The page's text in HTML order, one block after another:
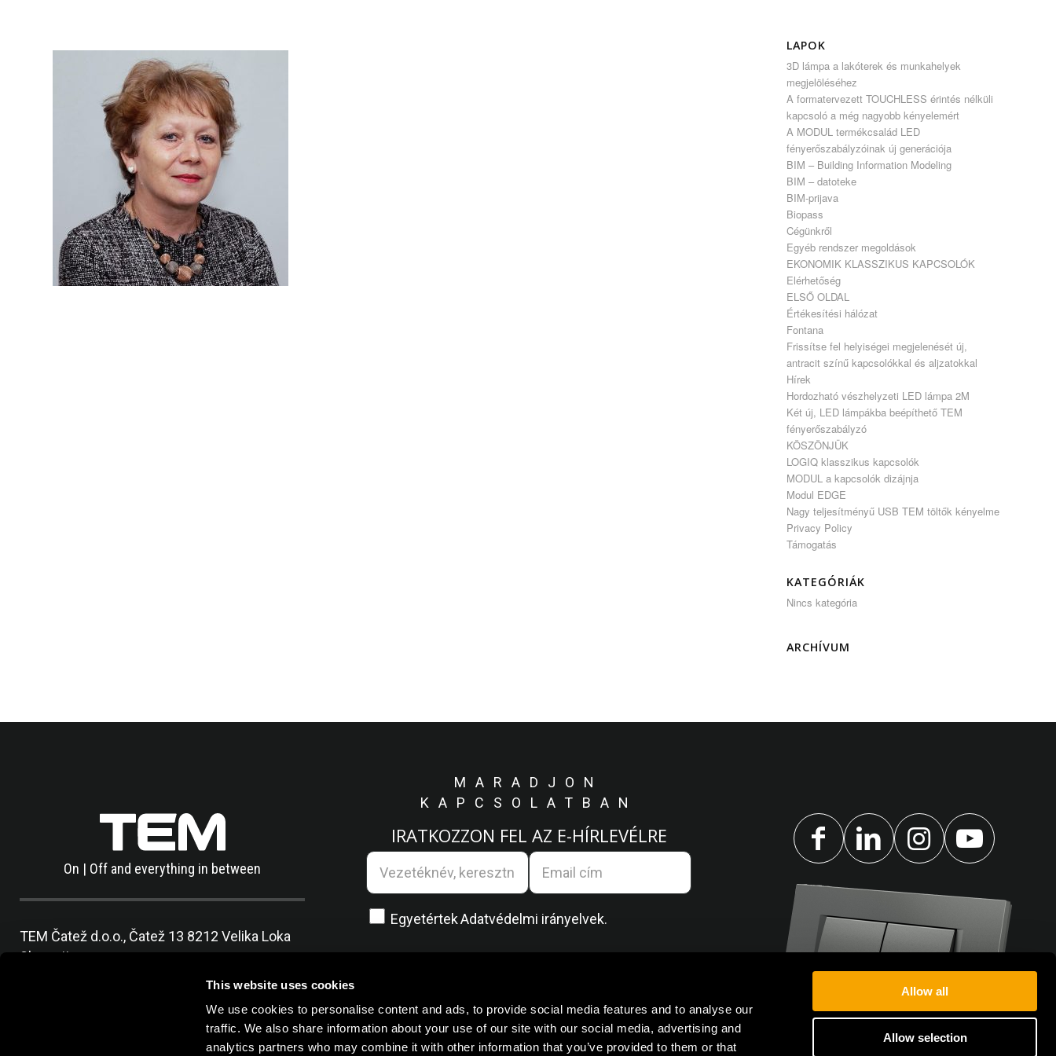
This website uses cookies
We use cookies to personalise content and ads, to provide social media features and to analyse our
traffic. We also share information about your use of our site with our social media, advertising and
analytics partners who may combine it with other information that you’ve provided to them or that
Allow all
Allow selection
LAPOK
3D lámpa a lakóterek és munkahelyek
megjelöléséhez
A formatervezett TOUCHLESS érintés nélküli
kapcsoló a még nagyobb kényelemért
A MODUL termékcsalád LED
fényerőszabályzóinak új generációja
BIM – Building Information Modeling
BIM – datoteke
BIM-prijava
Biopass
Cégünkről
Egyéb rendszer megoldások
EKONOMIK KLASSZIKUS KAPCSOLÓK
Elérhetőség
ELSŐ OLDAL
Értékesítési hálózat
Fontana
Frissítse fel helyiségei megjelenését új,
antracit színű kapcsolókkal és aljzatokkal
Hírek
Hordozható vészhelyzeti LED lámpa 2M
Két új, LED lámpákba beépíthető TEM
fényerőszabályzó
KÖSZÖNJÜK
LOGIQ klasszikus kapcsolók
MODUL a kapcsolók dizájnja
Modul EDGE
Nagy teljesítményű USB TEM töltők kényelme
Privacy Policy
Támogatás
KATEGÓRIÁK
Nincs kategória
ARCHÍVUM
On | Off and everything in between
TEM Čatež d.o.o., Čatež 13 8212 Velika Loka
Slovenija
info@tem.si
MARADJON
KAPCSOLATBAN
IRATKOZZON FEL AZ E-HÍRLEVÉLRE
EgyetértekAdatvédelmi irányelvek.